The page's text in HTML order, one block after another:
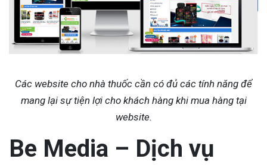
Các website cho nhà thuốc cần có đủ các tính năng để
mang lại sự tiện lợi cho khách hàng khi mua hàng tại
website.
Be Media – Dịch vụ